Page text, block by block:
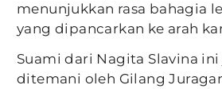
menunjukkan rasa bahagia
yang dipancarkan ke arah
Suami dari Nagita Slavina
ditemani oleh Gilang